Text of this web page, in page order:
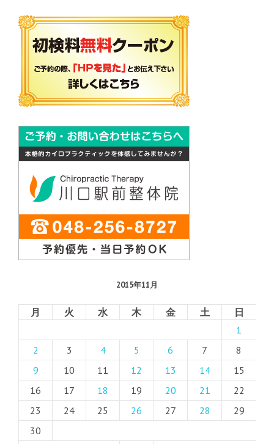
2015年11月
月 火 水 木 金 土 日
1
2
3 4 5 6 7
8
9
10 11 12 13 14
15
16
17 18 19 20 21
22
23
24 25 26 27 28
29
30